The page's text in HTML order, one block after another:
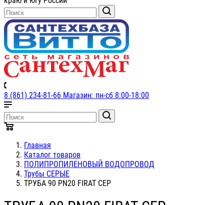
8 (861) 234-81-66 Магазин: пн-сб 8:00-18:00
Главная
Каталог товаров
ПОЛИПРОПИЛЕНОВЫЙ ВОДОПРОВОД
Трубы СЕРЫЕ
ТРУБА 90 PN20 FIRAT СЕР